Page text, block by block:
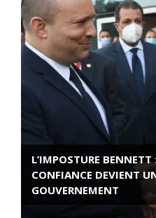
L’IMPOSTURE
CONFIANCE DEVIENT
GOUVERNEMENT